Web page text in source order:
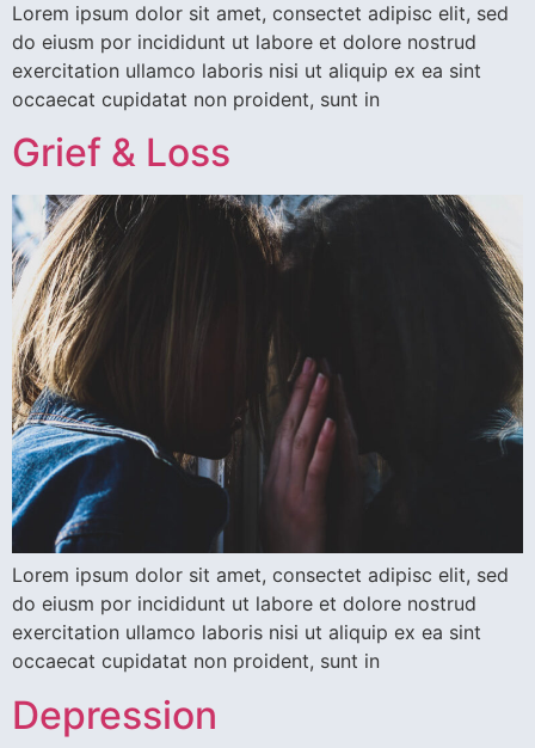
Lorem ipsum dolor sit amet, consectet adipisc elit, sed
do eiusm por incididunt ut labore et dolore nostrud
exercitation ullamco laboris nisi ut aliquip ex ea sint
occaecat cupidatat non proident, sunt in
Grief & Loss
Lorem ipsum dolor sit amet, consectet adipisc elit, sed
do eiusm por incididunt ut labore et dolore nostrud
exercitation ullamco laboris nisi ut aliquip ex ea sint
occaecat cupidatat non proident, sunt in
Depression